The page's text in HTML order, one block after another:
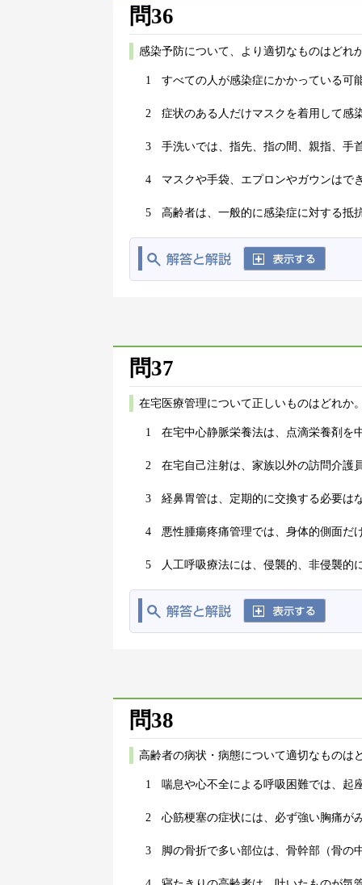
問36
感染予防について、より適切なものはどれ
1 すべての人が感染症にかかっている可
2 症状のある人だけマスクを着用して感
3 手洗いでは、指先、指の間、親指、手
4 マスクや手袋、エプロンやガウンはで
5 高齢者は、一般的に感染症に対する抵
問37
在宅医療管理について正しいものはどれか
1 在宅中心静脈栄養法は、点滴栄養剤を
2 在宅自己注射は、家族以外の訪問介護
3 経鼻胃管は、定期的に交換する必要は
4 悪性腫瘍疼痛管理では、身体的側面だ
5 人工呼吸療法には、侵襲的、非侵襲的
問38
高齢者の病状・病態について適切なものは
1 喘息や心不全による呼吸困難では、起
2 心筋梗塞の症状には、必ず強い胸痛が
3 脚の骨折で多い部位は、骨幹部（骨の